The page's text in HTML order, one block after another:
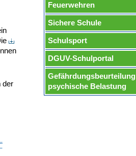
der
Feuerwehren
Sichere Schule
Schulsport
DGUV-Schulportal
Gefährdungsbeurteilung
psychische Belastung